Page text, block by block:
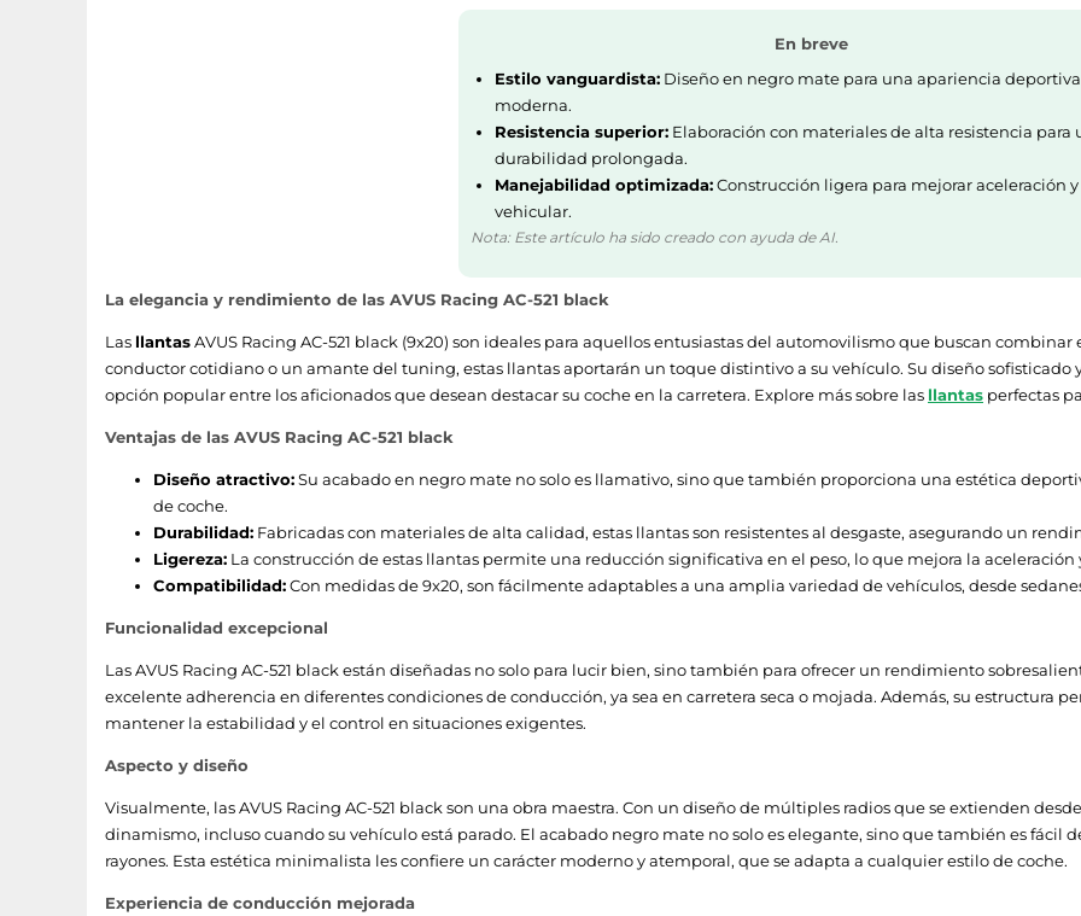
En breve
Estilo vanguardista:Diseño en negro mate para una apariencia
moderna.
Resistencia superior:Elaboración con materiales de alta resistencia para
durabilidad prolongada.
Manejabilidad optimizada:Construcción ligera para mejorar aceleración
vehicular.
Nota: Este artículo ha sido creado con ayuda de AI.
La elegancia y rendimiento de las AVUS Racing AC-521 black
Las llantasAVUS Racing AC-521 black (9x20) son ideales para aquellos entusiastas del automovilismo que buscan
conductor cotidiano o un amante del tuning, estas llantas aportarán un toque distintivo a su vehículo. Su diseño
opción popular entre los aficionados que desean destacar su coche en la carretera. Explore más sobre las llantas perfectas
Ventajas de las AVUS Racing AC-521 black
Diseño atractivo:Su acabado en negro mate no solo es llamativo, sino que también proporciona una estética
de coche.
Durabilidad: Fabricadas con materiales de alta calidad, estas llantas son resistentes al desgaste, asegurando un
Ligereza: La construcción de estas llantas permite una reducción significativa en el peso, lo que mejora la
Compatibilidad:Con medidas de 9x20, son fácilmente adaptables a una amplia variedad de vehículos, desde
Funcionalidad excepcional
Las AVUS Racing AC-521 black están diseñadas no solo para lucir bien, sino también para ofrecer un rendimiento
excelente adherencia en diferentes condiciones de conducción, ya sea en carretera seca o mojada. Además, su estructura
mantener la estabilidad y el control en situaciones exigentes.
Aspecto y diseño
Visualmente, las AVUS Racing AC-521 black son una obra maestra. Con un diseño de múltiples radios que se extienden
dinamismo, incluso cuando su vehículo está parado. El acabado negro mate no solo es elegante, sino que también es
rayones. Esta estética minimalista les confiere un carácter moderno y atemporal, que se adapta a cualquier estilo de coche.
Experiencia de conducción mejorada